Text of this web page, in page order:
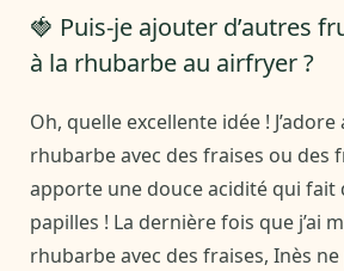
🍓 Puis-je ajouter d’autres
à la rhubarbe au airfryer ?
Oh, quelle excellente idée !
rhubarbe avec des fraises ou des
apporte une douce acidité qui fait
papilles ! La dernière fois que j’ai
rhubarbe avec des fraises, Inès